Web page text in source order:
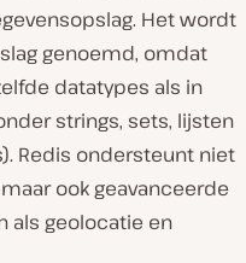
Het wordt
genoemd, omdat
datatypes als in
strings, sets, lijsten
Redis ondersteunt niet
ook geavanceerde
als geolocatie en